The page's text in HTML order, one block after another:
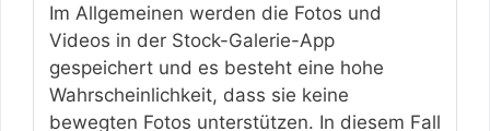
Im Allgemeinen werden die Fotos und
Videos in der Stock-Galerie-App
gespeichert und es besteht eine hohe
Wahrscheinlichkeit, dass sie keine
bewegten Fotos unterstützen. In diesem Fall